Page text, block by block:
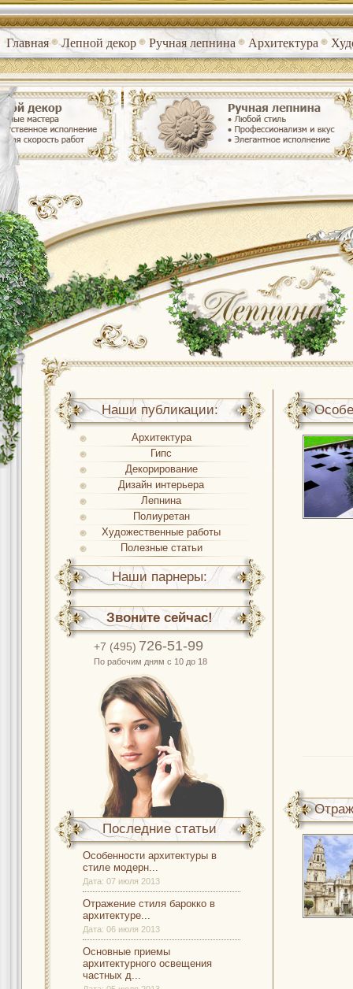
Главная Лепной декор Ручная лепнина Архитектура
Наши публикации:
Архитектура
Гипс
Декорирование
Дизайн интерьера
Лепнина
Полиуретан
Художественные работы
Полезные статьи
Наши парнеры:
Звоните сейчас!
+7 (495) 726-51-99
По рабочим дням с 10 до 18
Последние статьи
Особенности архитектуры в
стиле модерн...
Дата: 07 июля 2013
Отражение стиля барокко в
архитектуре...
Дата: 06 июля 2013
Основные приемы
архитектурного освещения
частных д...